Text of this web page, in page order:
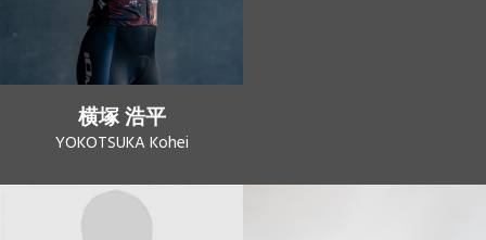
横塚 浩平
YOKOTSUKA Kohei